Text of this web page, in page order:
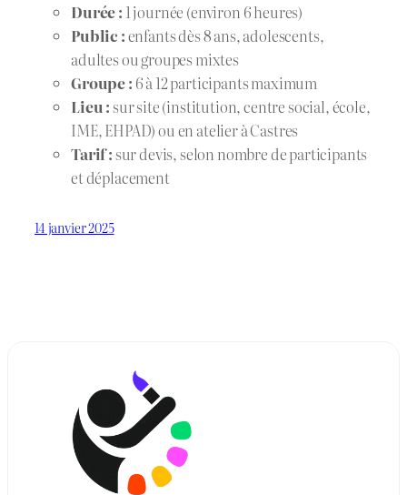
Durée : 1 journée (environ 6 heures)
Public :enfants dès 8 ans, adolescents,
adultes ou groupes mixtes
Groupe : 6 à 12 participants maximum
Lieu :sur site (institution, centre social, école,
IME, EHPAD) ou en atelier à Castres
Tarif :sur devis, selon nombre de participants
et déplacement
14 janvier 2025